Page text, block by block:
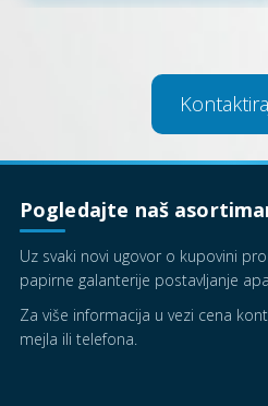
Pogledajte naš
Uz svaki novi ugovor o kupovini
papirne galanterije postavljanje
Za više informacija u vezi cena
mejla ili telefona.